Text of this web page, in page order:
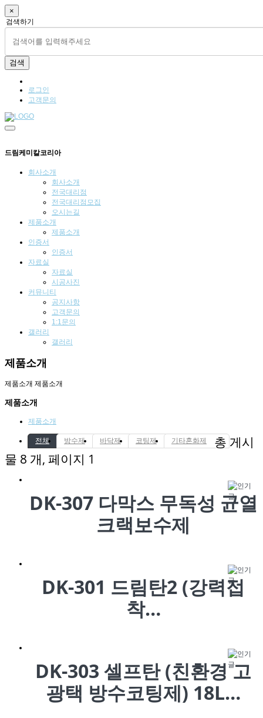
×
검색하기
검색
로그인
고객문의
드림케미칼코리아
회사소개
회사소개
전국대리점
전국대리점모집
오시는길
제품소개
제품소개
인증서
인증서
자료실
자료실
시공사진
커뮤니티
공지사항
고객문의
1:1문의
갤러리
갤러리
제품소개
제품소개 제품소개
제품소개
제품소개
전체 방수제 바닥제 코팅제 기타혼화제
총 게시
물 8 개, 페이지 1
DK-307 다막스 무독성 균열
크랙보수제
DK-301 드림탄2 (강력접
착…
DK-303 셀프탄 (친환경 고
광택 방수코팅제) 18L…